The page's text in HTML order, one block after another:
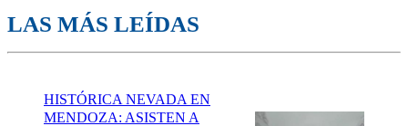
LAS MÁS LEÍDAS
HISTÓRICA NEVADA EN
MENDOZA: ASISTEN A